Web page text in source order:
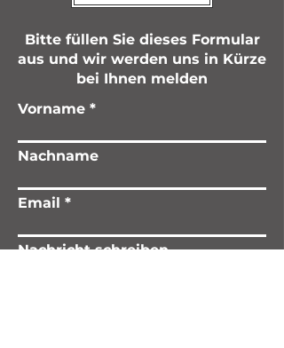
Bitte füllen Sie dieses Formular
aus und wir werden uns in Kürze
bei Ihnen melden
Vorname
Nachname
Email
Nachricht schreiben